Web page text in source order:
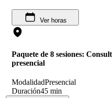
Ver horas
Paquete de 8 sesiones:
presencial
ModalidadPresencial
Duración45 min